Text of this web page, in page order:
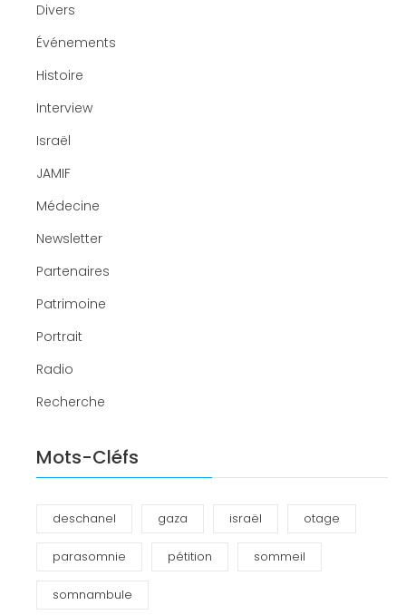
Divers
Événements
Histoire
Interview
Israël
JAMIF
Médecine
Newsletter
Partenaires
Patrimoine
Portrait
Radio
Recherche
Mots-Cléfs
deschanel gaza israël otage
parasomnie pétition sommeil
somnambule